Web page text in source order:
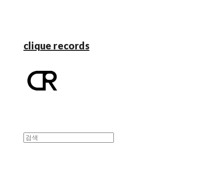
clique records